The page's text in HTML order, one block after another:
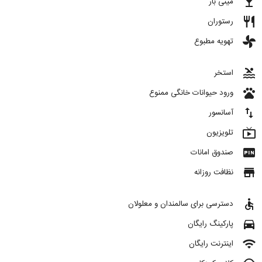
restaurant رستوران
toys تهویه مطبوع
pool استخر
pets ورود حیوانات خانگی ممنوع
import_export آسانسور
live_tv تلویزیون
fiber_pin صندوق امانات
store نظافت روزانه
accessible دسترسی برای سالمندان و معلولان
directions_car پارکینگ رایگان
wifi اینترنت رایگان